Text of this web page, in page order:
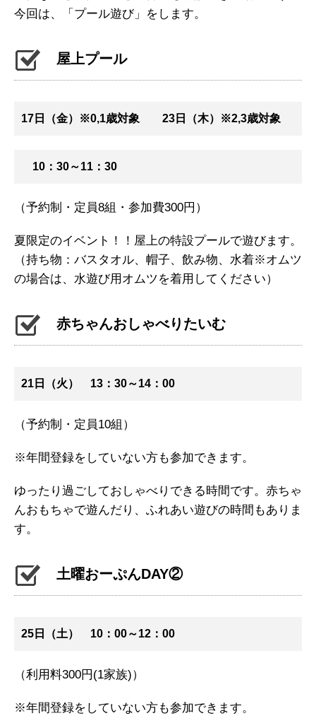
今回は、「プール遊び」をします。
屋上プール
17日（金）※0,1歳対象 23日（木）※2,3歳対象
10：30～11：30
（予約制・定員8組・参加費300円）
夏限定のイベント！！屋上の特設プールで遊びます。
（持ち物：バスタオル、帽子、飲み物、水着※オムツ
の場合は、水遊び用オムツを着用してください）
赤ちゃんおしゃべりたいむ
21日（火） 13：30～14：00
（予約制・定員10組）
※年間登録をしていない方も参加できます。
ゆったり過ごしておしゃべりできる時間です。赤ちゃ
んおもちゃで遊んだり、ふれあい遊びの時間もありま
す。
土曜おーぷんDAY②
25日（土） 10：00～12：00
（利用料300円(1家族)）
※年間登録をしていない方も参加できます。